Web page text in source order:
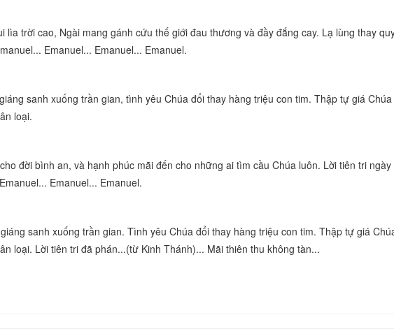
lìa trời cao, Ngài mang gánh cứu thế giới đau thương và đầy đắng cay. Lạ lùng thay
Emanuel... Emanuel... Emanuel.
sanh xuống trần gian, tình yêu Chúa đổi thay hàng triệu con tim. Thập tự giá
loại.
đời bình an, và hạnh phúc mãi đến cho những ai tìm cầu Chúa luôn. Lời tiên tri ngày
Emanuel... Emanuel.
sanh xuống trần gian. Tình yêu Chúa đổi thay hàng triệu con tim. Thập tự giá
loại. Lời tiên tri đã phán...(từ Kinh Thánh)... Mãi thiên thu không tàn...